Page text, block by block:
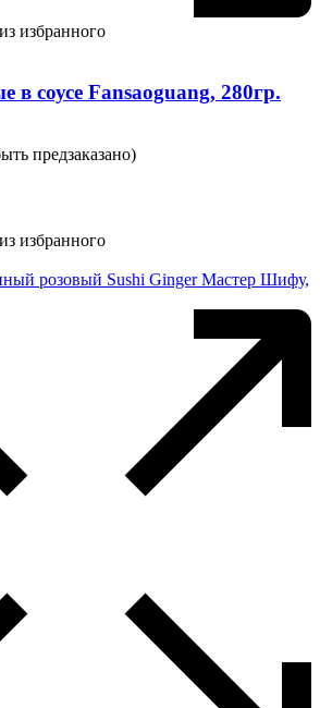
избранного
в соусе Fansaoguang, 280гр.
предзаказано)
избранного